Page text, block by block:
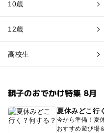
10歳
12歳
高校生
親子のおでかけ特集 8月
夏休みどこ行
今から準備！夏
おすすめ遊び場